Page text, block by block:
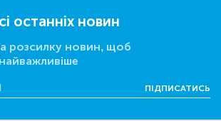
останніх новин
розсилку новин, щоб
ПІДПИСАТИСЬ